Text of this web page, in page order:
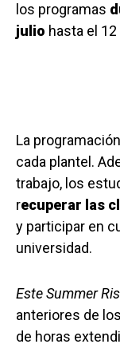
los programas
julio hasta el
La
cada plantel.
trabajo, los
recuperar las
y participar en
universidad.
Este Summer
anteriores de
de horas